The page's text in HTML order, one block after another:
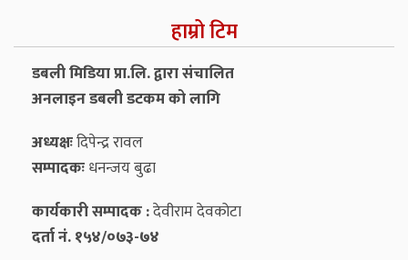
हाम्रो टिम
डबली मिडिया प्रा.लि. द्वारा संचालित
अनलाइन डबली डटकम को लागि
अध्यक्षःदिपेन्द्र रावल
सम्पादकःधनन्‍जय बुढा
कार्यकारी सम्पादक :देवीराम देवकोटा
दर्ता नं. १५४/०७३-७४